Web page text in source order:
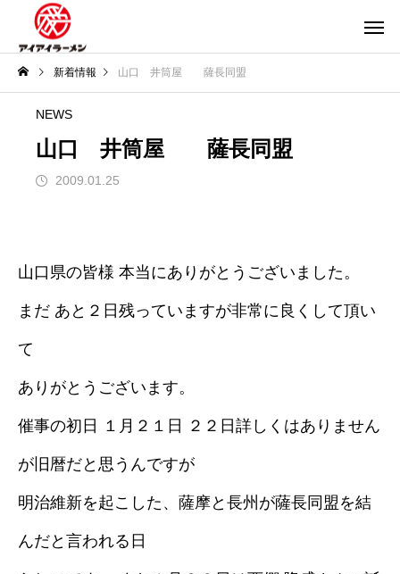
新着情報 山口 井筒屋 薩長同盟
NEWS
山口 井筒屋 薩長同盟
2009.01.25
山口県の皆様 本当にありがとうございました。
まだ あと２日残っていますが非常に良くして頂い
て
ありがとうございます。
催事の初日 １月２１日 ２２日詳しくはありません
が旧暦だと思うんですが
明治維新を起こした、薩摩と長州が薩長同盟を結
んだと言われる日